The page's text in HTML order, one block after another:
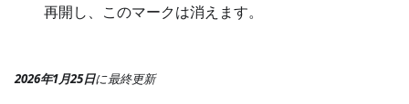
再開し、このマークは消えます。
2026年1月25日に最終更新